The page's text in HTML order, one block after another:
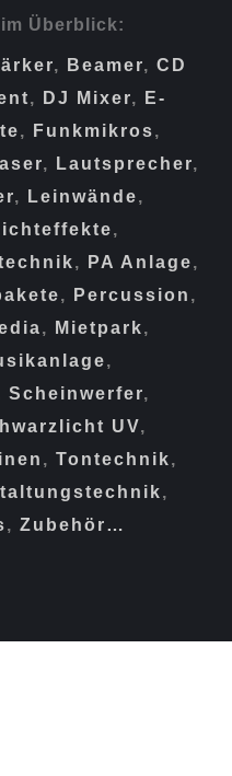
Überblick:
, Beamer, CD
, DJ Mixer,
E-
, Funkmikros,
, Lautsprecher,
, Leinwände,
,
, PA Anlage,
, Percussion ,
, Mietpark,
,
Scheinwerfer,
UV,
, Tontechnik,
,
, Zubehör…